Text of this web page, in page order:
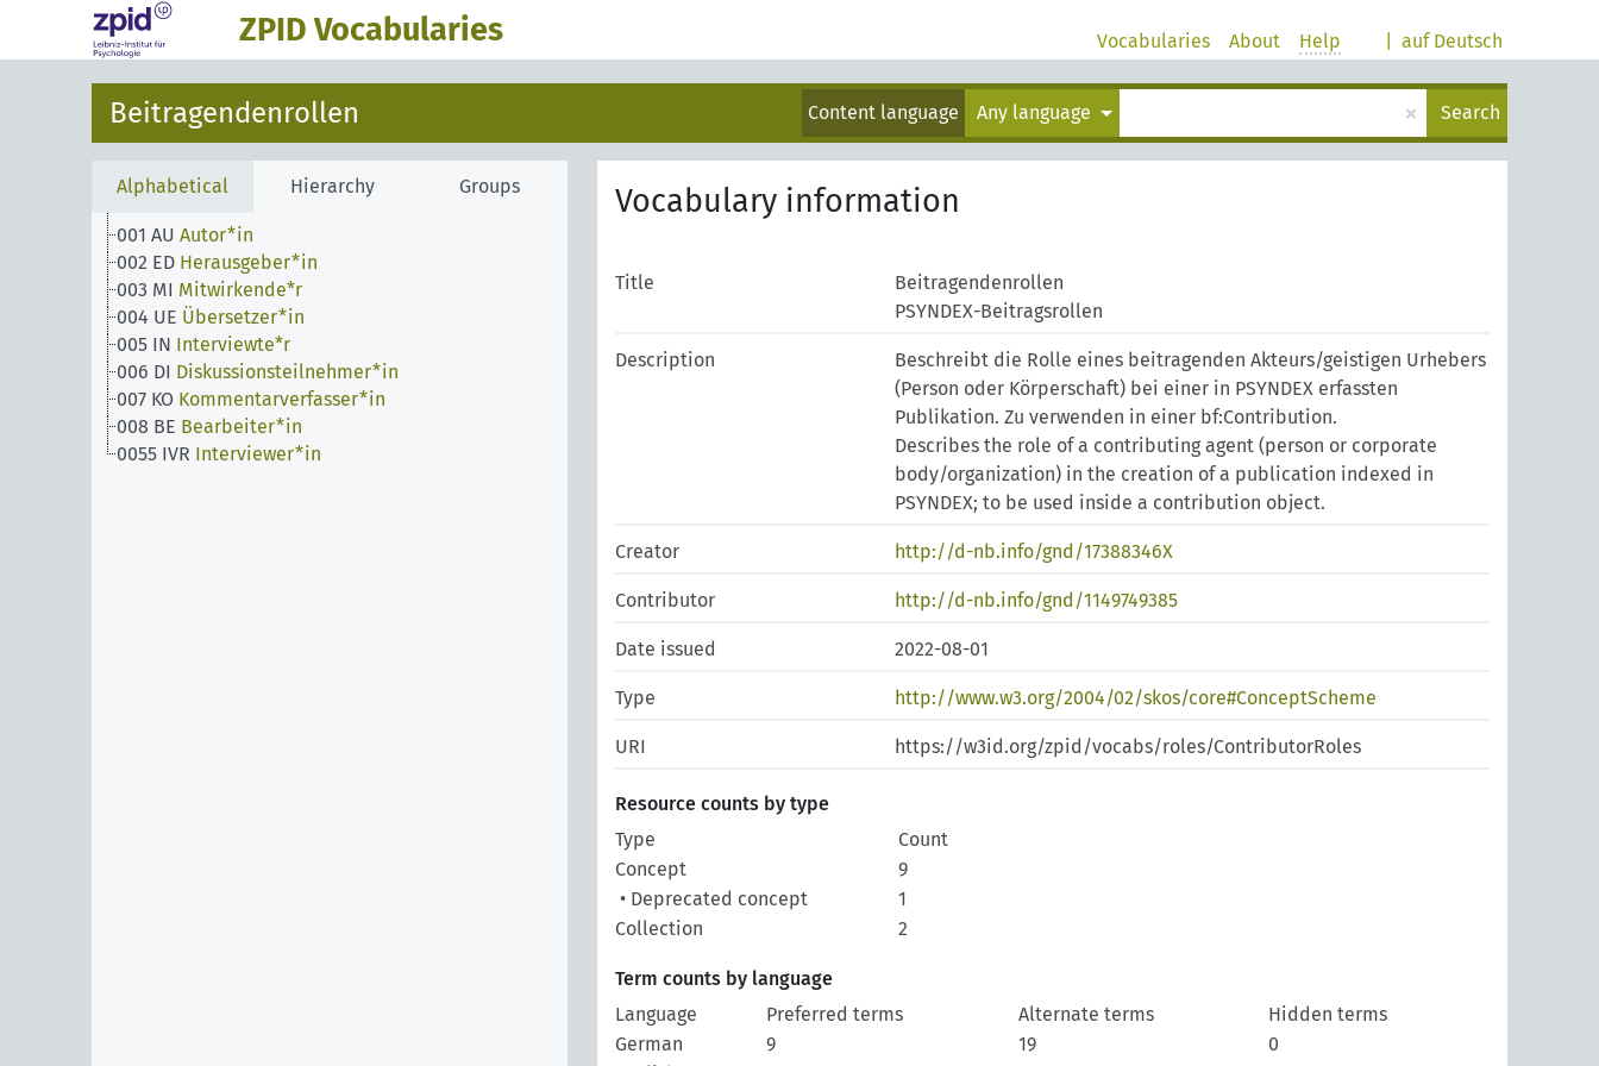
ZPID Vocabularies auf Deutsch
Vocabularies About Help
Beitragendenrollen Content language Any language × Search
Alphabetical Hierarchy Groups
001 AU Autor*in
002 ED Herausgeber*in
003 MI Mitwirkende*r
004 UE Übersetzer*in
005 IN Interviewte*r
006 DI Diskussionsteilnehmer*in
007 KO Kommentarverfasser*in
008 BE Bearbeiter*in
0055 IVR Interviewer*in
Vocabulary information
Title
Beitragendenrollen
PSYNDEX-Beitragsrollen
Description
Beschreibt die Rolle eines beitragenden Akteurs/geistigen Urhebers
(Person oder Körperschaft) bei einer in PSYNDEX erfassten
Publikation. Zu verwenden in einer bf:Contribution.
Describes the role of a contributing agent (person or corporate
body/organization) in the creation of a publication indexed in
PSYNDEX; to be used inside a contribution object.
Creator http://d-nb.info/gnd/17388346X
Contributor http://d-nb.info/gnd/1149749385
Date issued 2022-08-01
Type http://www.w3.org/2004/02/skos/core#ConceptScheme
URI https://w3id.org/zpid/vocabs/roles/ContributorRoles
Resource counts by type
Type
Count
Concept
9
• Deprecated concept
1
Collection
2
Term counts by language
Language
Preferred terms Alternate terms
Hidden terms
German
9 19
0